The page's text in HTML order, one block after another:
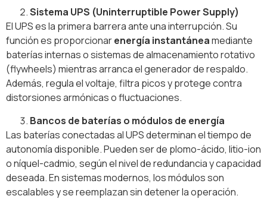
Sistema UPS (Uninterruptible Power Supply)
El UPS es la primera barrera ante una interrupción. Su
función es proporcionarenergía instantáneamediante
baterías internas o sistemas de almacenamiento rotativo
(flywheels) mientras arranca el generador de respaldo.
Además, regula el voltaje, filtra picos y protege contra
distorsiones armónicas o fluctuaciones.
Bancos de baterías o módulos de energía
Las baterías conectadas al UPS determinan el tiempo de
autonomía disponible. Pueden ser de plomo-ácido, litio-ion
o níquel-cadmio, según el nivel de redundancia y capacidad
deseada. En sistemas modernos, los módulos son
escalables y se reemplazan sin detener la operación.